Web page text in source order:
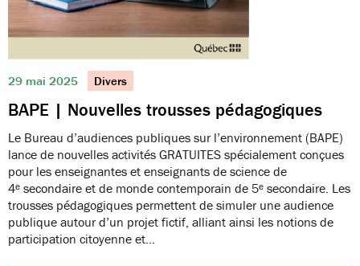
29 mai 2025 Divers
BAPE | Nouvelles trousses pédagogiques
Le Bureau d’audiences publiques sur l’environnement (BAPE)
lance de nouvelles activités GRATUITES spécialement conçues
pour les enseignantes et enseignants de science de
4ᵉ secondaire et de monde contemporain de 5ᵉ secondaire. Les
trousses pédagogiques permettent de simuler une audience
publique autour d’un projet fictif, alliant ainsi les notions de
participation citoyenne et…